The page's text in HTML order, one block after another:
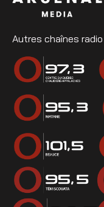
Autres chaînes radio